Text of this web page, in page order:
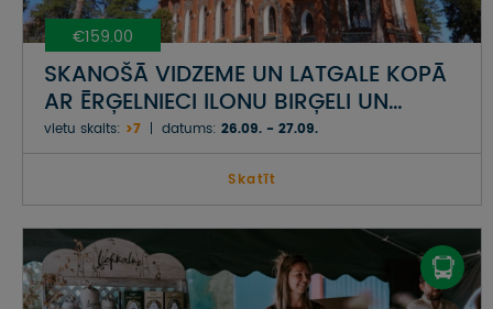
€159.00
SKANOŠĀ VIDZEME UN LATGALE KOPĀ
AR ĒRĢELNIECI ILONU BIRĢELI UN
DZIEDĀTĀJU ILZI GRĒVELI-SKARAINI
vietu skaits: >7 datums: 26.09. - 27.09.
Skatīt